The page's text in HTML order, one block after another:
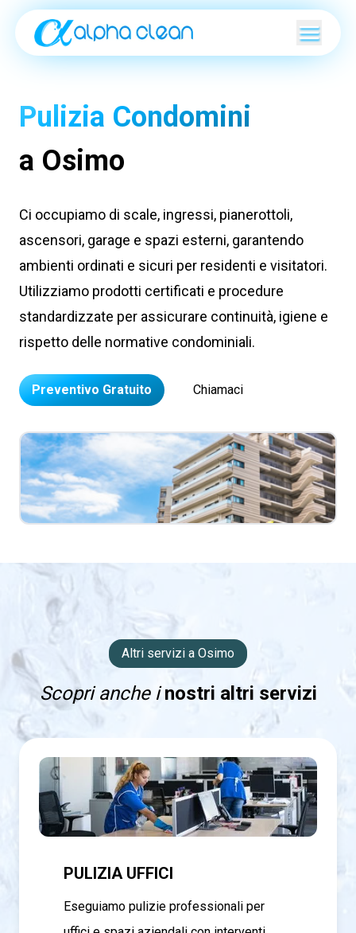
Pulizia Condomini
a Osimo
Ci occupiamo di scale, ingressi, pianerottoli,
ascensori, garage e spazi esterni, garantendo
ambienti ordinati e sicuri per residenti e visitatori.
Utilizziamo prodotti certificati e procedure
standardizzate per assicurare continuità, igiene e
rispetto delle normative condominiali.
Preventivo Gratuito Chiamaci
Altri servizi a Osimo
Scopri anche inostri altri servizi
PULIZIA UFFICI
Eseguiamo pulizie professionali per